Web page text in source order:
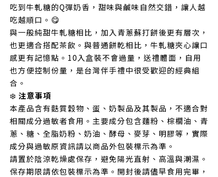
吃到牛軋糖的Q彈奶香，甜味與鹹味自然交錯，讓人越
吃越順口。😋
與一般純甜牛軋糖相比，加入青蔥蘇打餅後更有層次，
也更適合搭配茶飲。與普通餅乾相比，牛軋糖夾心讓口
感更有記憶點。10入盒裝不會過量，送禮體面，自用
也方便控制份量，是台灣伴手禮中很受歡迎的經典組
合。
❄️ 注意事項
本產品含有麩質穀物、蛋、奶製品及其製品，不適合對
相關成分過敏者食用。主要成分包含麵粉、棕櫚油、青
蔥、糖、全脂奶粉、奶油、酵母、麥芽、明膠等，實際
成分與過敏原資訊請以商品外包裝標示為準。
請置於陰涼乾燥處保存，避免陽光直射、高溫與潮濕。
保存期限請依包裝標示為準。開封後請儘早食用完畢，